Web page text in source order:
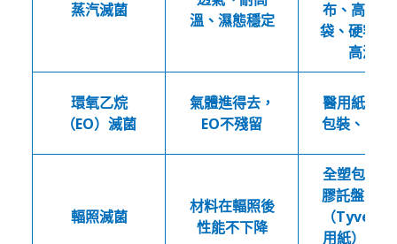
蒸汽滅菌
溫、濕態穩定
布、高溫紙
袋、硬容器
高溫)
環氧乙烷
（EO）滅菌
氣體進得去，
EO不殘留
醫用紙、紙
包裝、
輻照滅菌
材料在輻照後
性能不下降
全塑包裝、
膠託盤 +
（Tyvek
用紙）、紙